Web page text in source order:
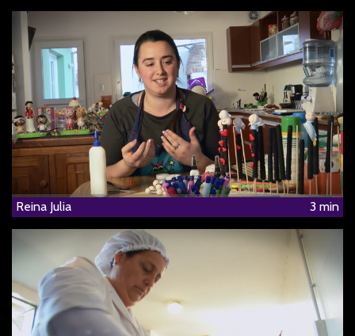
Reina Julia 3 min